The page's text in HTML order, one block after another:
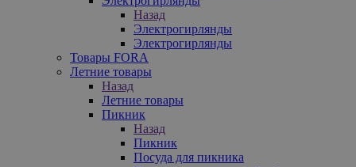
Назад
Электрогирлянды
Электрогирлянды
Товары FORA
Летние товары
Назад
Летние товары
Пикник
Назад
Пикник
Посуда для пикника